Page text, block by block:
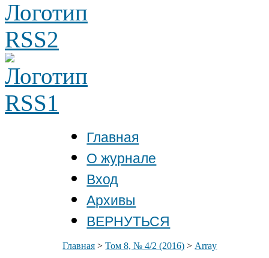
Главная
О журнале
Вход
Архивы
ВЕРНУТЬСЯ
Главная >Том 8, № 4/2 (2016) >Array